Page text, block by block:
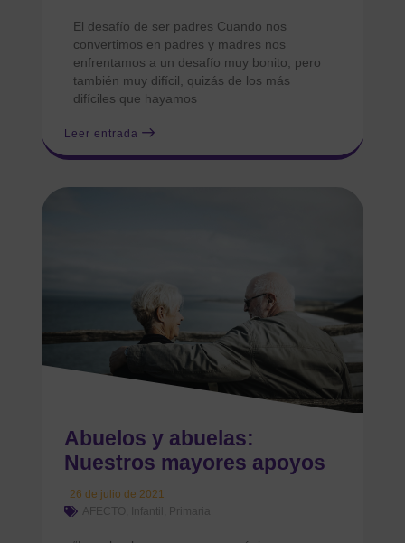
El desafío de ser padres Cuando nos
convertimos en padres y madres nos
enfrentamos a un desafío muy bonito, pero
también muy difícil, quizás de los más
difíciles que hayamos
Leer entrada
Abuelos y abuelas:
Nuestros mayores apoyos
26 de julio de 2021
AFECTO
Infantil Primaria